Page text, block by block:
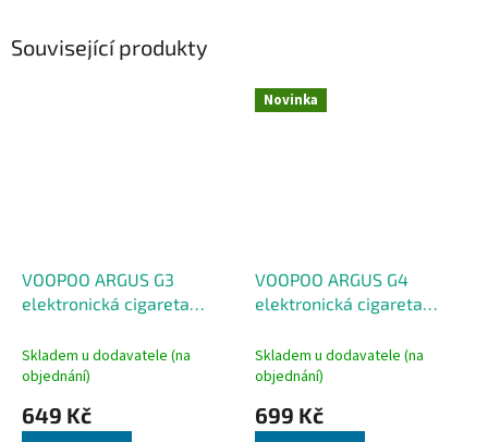
Související produkty
VOOPOO ARGUS G3
elektronická cigareta
Skladem u dodavatele (na
objednání)
649 Kč
Novinka
VOOPOO ARGUS G4
elektronická cigareta
Skladem u dodavatele (na
objednání)
699 Kč